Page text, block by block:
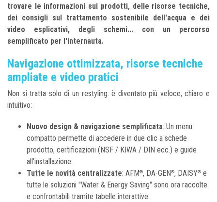
trovare le informazioni sui prodotti, delle risorse tecniche,
dei consigli sul trattamento sostenibile dell'acqua e dei
video esplicativi, degli schemi... con un percorso
semplificato per l'internauta.
Navigazione ottimizzata, risorse tecniche
ampliate e video pratici
Non si tratta solo di un restyling: è diventato più veloce, chiaro e
intuitivo:
Nuovo design & navigazione semplificata: Un menu
compatto permette di accedere in due clic a schede
prodotto, certificazioni (NSF / KIWA / DIN ecc.) e guide
all'installazione.
Tutte le novità centralizzate: AFM®, DA-GEN®, DAISY® e
tutte le soluzioni "Water & Energy Saving" sono ora raccolte
e confrontabili tramite tabelle interattive.